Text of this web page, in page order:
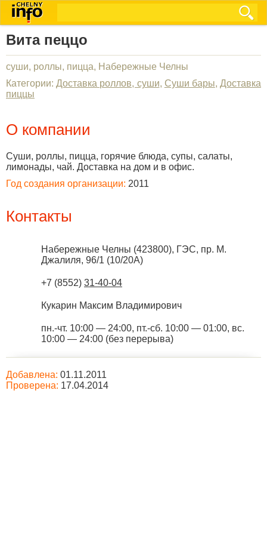
Вита пеццо
суши, роллы, пицца, Набережные Челны
Категории:Доставка роллов, суши, Суши бары,Доставка
пиццы
О компании
Суши, роллы, пицца, горячие блюда, супы, салаты,
лимонады, чай. Доставка на дом и в офис.
Год создания организации: 2011
Контакты
Набережные Челны (423800), ГЭС, пр. М.
Джалиля, 96/1 (10/20А)
+7 (8552) 31-40-04
Кукарин Максим Владимирович
пн.-чт. 10:00 — 24:00, пт.-сб. 10:00 — 01:00, вс.
10:00 — 24:00 (без перерыва)
Добавлена: 01.11.2011
Проверена: 17.04.2014